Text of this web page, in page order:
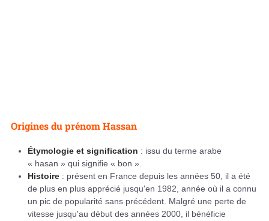
Origines du prénom Hassan
Étymologie et signification : issu du terme arabe
« hasan » qui signifie « bon ».
Histoire : présent en France depuis les années 50, il a été
de plus en plus apprécié jusqu'en 1982, année où il a connu
un pic de popularité sans précédent. Malgré une perte de
vitesse jusqu'au début des années 2000, il bénéficie